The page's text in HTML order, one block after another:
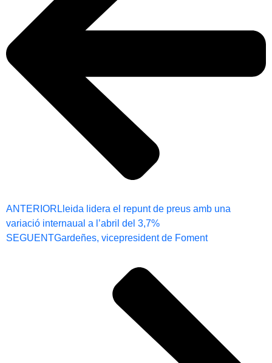
ANTERIOR Lleida lidera el repunt de preus amb una
variació internaual a l’abril del 3,7%
SEGUENTGardeñes, vicepresident de Foment